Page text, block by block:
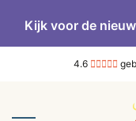
Kijk voor de
4.6